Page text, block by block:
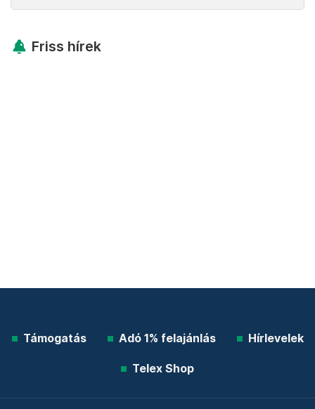
Friss hírek
Támogatás Adó 1% felajánlás Hírlevelek
Telex Shop